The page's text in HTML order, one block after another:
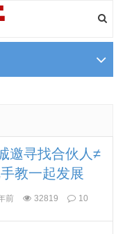
邀寻找合伙人≠
教一起发展
前 32819 10